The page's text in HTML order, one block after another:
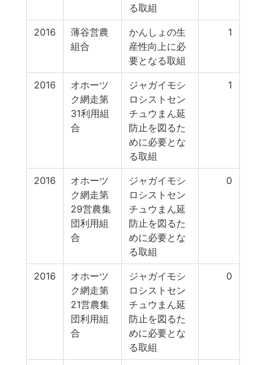
る取組
2016
薄谷営農
組合
かんしょの生
産性向上に必
要となる取組
1
2016
オホーツ
ク網走第
31利用組
合
ジャガイモシ
ロシストセン
チュウまん延
防止を図るた
めに必要とな
る取組
1
2016
オホーツ
ク網走第
29営農集
団利用組
合
ジャガイモシ
ロシストセン
チュウまん延
防止を図るた
めに必要とな
る取組
0
2016
オホーツ
ク網走第
21営農集
団利用組
合
ジャガイモシ
ロシストセン
チュウまん延
防止を図るた
めに必要とな
る取組
0